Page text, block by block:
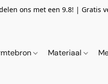
ons met een 9.8! | Gratis
Materiaal